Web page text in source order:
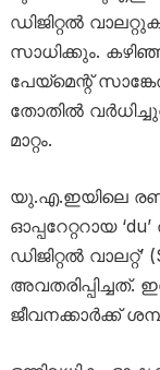
ഡിജിറ്റൽ
സാധിക്കും.
പേയ്മെന്റ്
തോതിൽ
മാറ്റം.
യു.എ.ഇയിലെ
ഓപ്പറേറ്ററായ
ഡിജിറ്റൽ
അവതരിപ്പിച്ചത്.
ജീവനക്കാർക്ക്